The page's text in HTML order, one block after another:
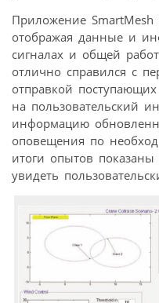
Приложение SmartMesh
отображая данные и
сигналах и общей
отлично справился с
отправкой
на пользовательский
информацию
оповещения по
итоги опытов
увидеть